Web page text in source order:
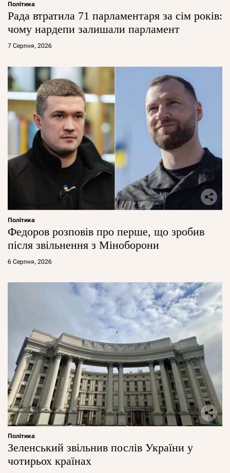
Політика
Рада втратила 71 парламентаря за сім років:
чому нардепи залишали парламент
7 Серпня, 2026
Політика
Федоров розповів про перше, що зробив
після звільнення з Міноборони
6 Серпня, 2026
Політика
Зеленський звільнив послів України у
чотирьох країнах